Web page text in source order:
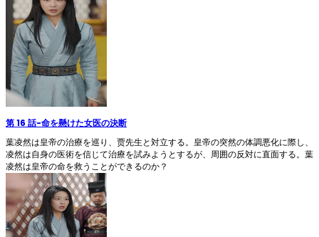
第 16 話-命を懸けた女医の決断
葉凌然は皇帝の治療を巡り、贾先生と対立する。皇帝の突然の体調悪化に際し、
凌然は自身の医術を信じて治療を試みようとするが、周囲の反対に直面する。葉
凌然は皇帝の命を救うことができるのか？